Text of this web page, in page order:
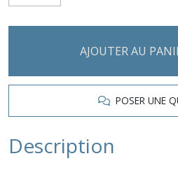
AJOUTER AU
POSER UNE
Description